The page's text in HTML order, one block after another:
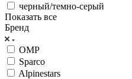
черный/темно-серый
Показать все
Бренд
OMP
Sparco
Alpinestars